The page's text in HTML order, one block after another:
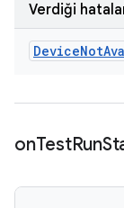
Verdiği
DeviceNot
onTestRun